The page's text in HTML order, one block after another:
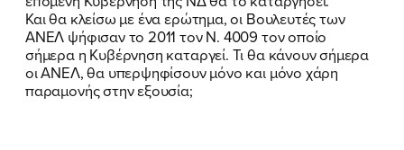
Και θα κλείσω με ένα ερώτημα, οι Βουλευτές των
ΑΝΕΛ ψήφισαν το 2011 τον Ν. 4009 τον οποίο
σήμερα η Κυβέρνηση καταργεί. Τι θα κάνουν σήμερα
οι ΑΝΕΛ, θα υπερψηφίσουν μόνο και μόνο χάρη
παραμονής στην εξουσία;